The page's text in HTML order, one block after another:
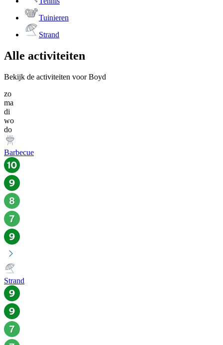
Tuinieren
Strand
Alle activiteiten
Bekijk de activiteiten voor Boyd
zo
ma
di
wo
do
Barbecue
Strand